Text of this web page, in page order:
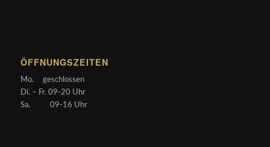
ÖFFNUNGSZEITEN
Mo. geschlossen
Di. – Fr. 09-20 Uhr
Sa. 09-16 Uhr